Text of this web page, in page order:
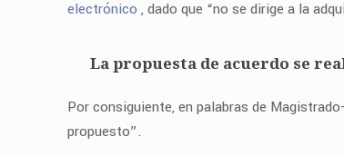
electrónico, dado que “no se dirige a la
La propuesta de acuerdo se
Por consiguiente, en palabras de
propuesto”.